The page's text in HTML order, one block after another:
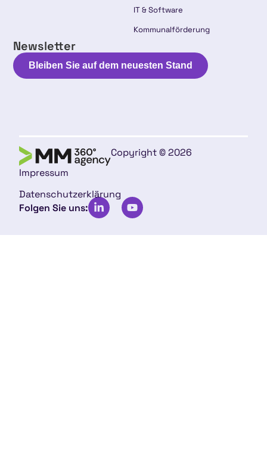
IT & Software
Kommunalförderung
Newsletter
Bleiben Sie auf dem neuesten Stand
Copyright © 2026
Impressum
Datenschutzerklärung
Folgen Sie uns: